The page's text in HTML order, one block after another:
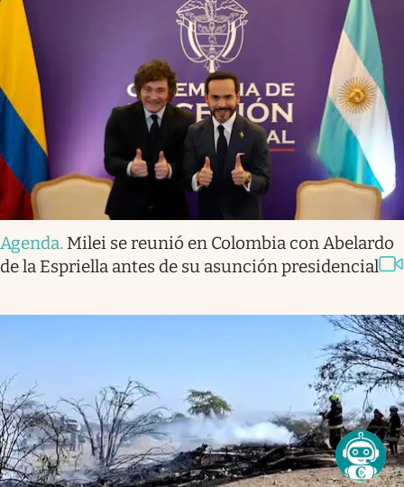
Agenda. Milei se reunió en Colombia con Abelardo
de la Espriella antes de su asunción presidencial